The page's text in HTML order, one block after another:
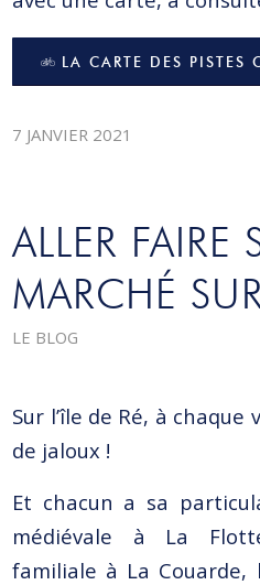
LA CARTE DES PISTES
7 JANVIER 2021
ALLER FAIRE
MARCHÉ SUR
LE BLOG
Sur l’île de Ré, à
de jaloux !
Et chacun a sa
médiévale à La
familiale à La